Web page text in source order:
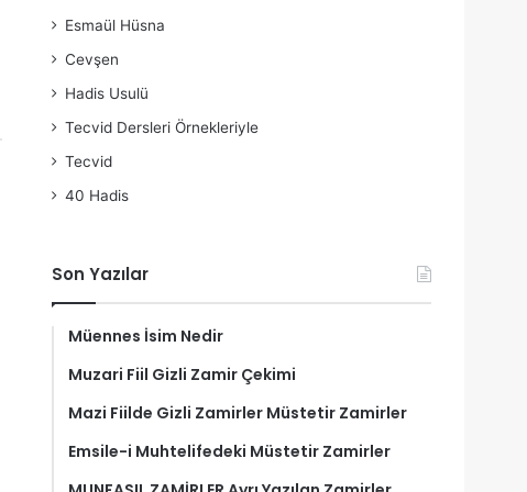
Esmaül Hüsna
Cevşen
Hadis Usulü
Tecvid Dersleri Örnekleriyle
Tecvid
40 Hadis
Son Yazılar
Müennes İsim Nedir
Muzari Fiil Gizli Zamir Çekimi
Mazi Fiilde Gizli Zamirler Müstetir Zamirler
Emsile-i Muhtelifedeki Müstetir Zamirler